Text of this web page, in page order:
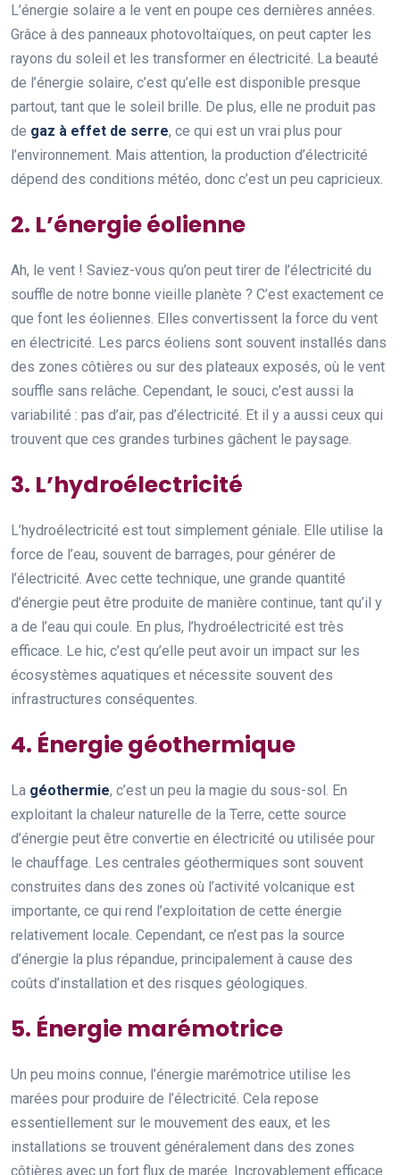
L’énergie solaire a le vent en poupe ces dernières années.
Grâce à des panneaux photovoltaïques, on peut capter les
rayons du soleil et les transformer en électricité. La beauté
de l’énergie solaire, c’est qu’elle est disponible presque
partout, tant que le soleil brille. De plus, elle ne produit pas
de gaz à effet de serre, ce qui est un vrai plus pour
l’environnement. Mais attention, la production d’électricité
dépend des conditions météo, donc c’est un peu capricieux.
2. L’énergie éolienne
Ah, le vent ! Saviez-vous qu’on peut tirer de l’électricité du
souffle de notre bonne vieille planète ? C’est exactement ce
que font les éoliennes. Elles convertissent la force du vent
en électricité. Les parcs éoliens sont souvent installés dans
des zones côtières ou sur des plateaux exposés, où le vent
souffle sans relâche. Cependant, le souci, c’est aussi la
variabilité : pas d’air, pas d’électricité. Et il y a aussi ceux qui
trouvent que ces grandes turbines gâchent le paysage.
3. L’hydroélectricité
L’hydroélectricité est tout simplement géniale. Elle utilise la
force de l’eau, souvent de barrages, pour générer de
l’électricité. Avec cette technique, une grande quantité
d’énergie peut être produite de manière continue, tant qu’il y
a de l’eau qui coule. En plus, l’hydroélectricité est très
efficace. Le hic, c’est qu’elle peut avoir un impact sur les
écosystèmes aquatiques et nécessite souvent des
infrastructures conséquentes.
4. Énergie géothermique
La géothermie, c’est un peu la magie du sous-sol. En
exploitant la chaleur naturelle de la Terre, cette source
d’énergie peut être convertie en électricité ou utilisée pour
le chauffage. Les centrales géothermiques sont souvent
construites dans des zones où l’activité volcanique est
importante, ce qui rend l’exploitation de cette énergie
relativement locale. Cependant, ce n’est pas la source
d’énergie la plus répandue, principalement à cause des
coûts d’installation et des risques géologiques.
5. Énergie marémotrice
Un peu moins connue, l’énergie marémotrice utilise les
marées pour produire de l’électricité. Cela repose
essentiellement sur le mouvement des eaux, et les
installations se trouvent généralement dans des zones
côtières avec un fort flux de marée. Incroyablement efficace